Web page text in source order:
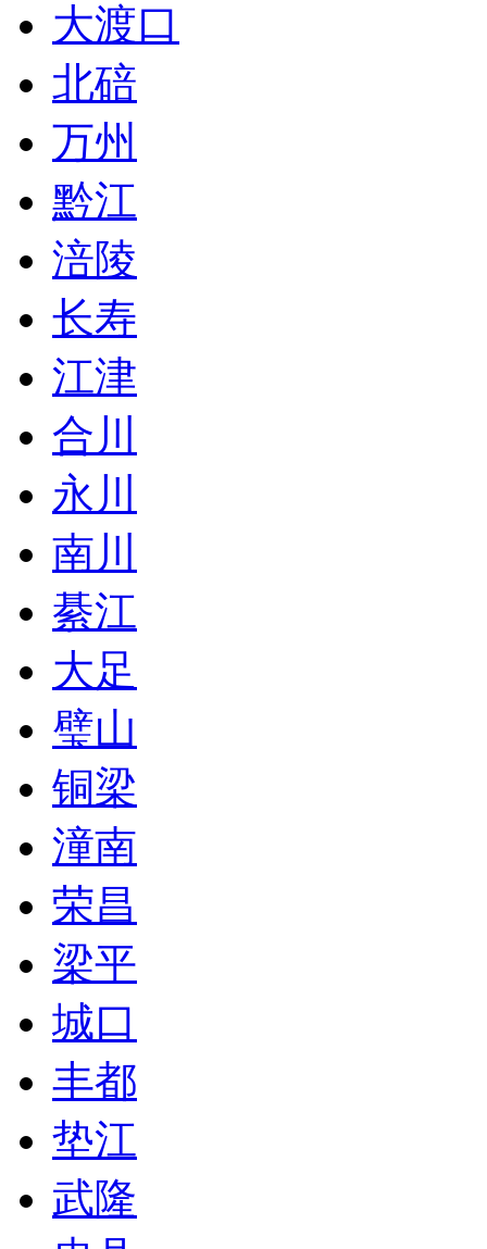
大渡口
北碚
万州
黔江
涪陵
长寿
江津
合川
永川
南川
綦江
大足
璧山
铜梁
潼南
荣昌
梁平
城口
丰都
垫江
武隆